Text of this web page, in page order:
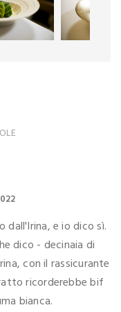
dall'Irina, e io dico sì.
dico - decinaia di
con il rassicurante
ricorderebbe bif
bianca.